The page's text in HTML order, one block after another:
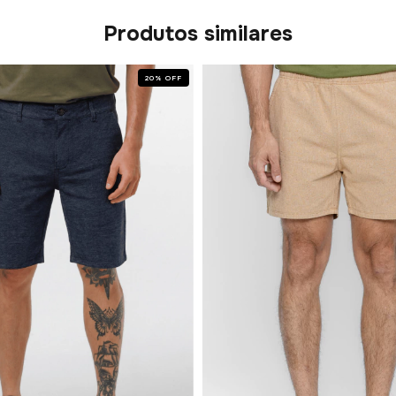
Produtos similares
20 % OFF